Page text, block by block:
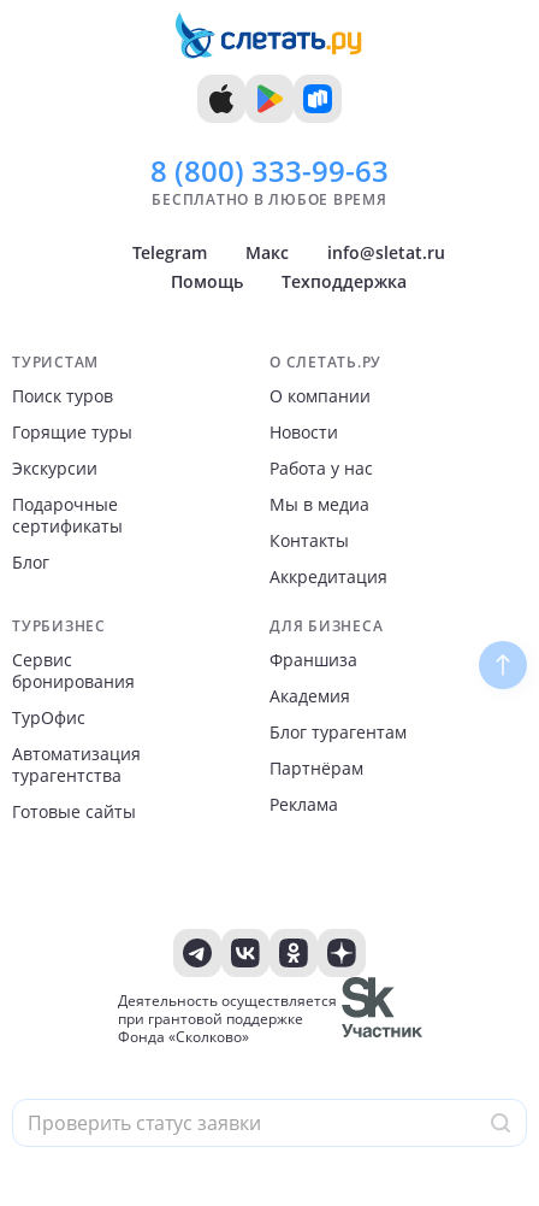
10 дней
12 дней
Октябрь
Декабрь
8 (800) 333-99-63
БЕСПЛАТНО В ЛЮБОЕ ВРЕМЯ
Telegram Макс
info@sletat.ru
Помощь
Техподдержка
Навигация по сайту
ТУРИСТАМ
Поиск туров
Горящие туры
Экскурсии
Подарочные
сертификаты
Блог
О СЛЕТАТЬ.РУ
О компании
Новости
Работа у нас
Мы в медиа
Контакты
Аккредитация
ТУРБИЗНЕС
Сервис
бронирования
ТурОфис
Автоматизация
турагентства
Готовые сайты
ДЛЯ БИЗНЕСА
Франшиза
Академия
Блог турагентам
Партнёрам
Реклама
Деятельность осуществляется
при грантовой поддержке
Фонда «Сколково»